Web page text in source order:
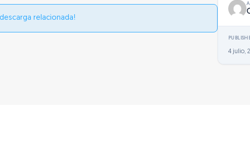
relacionada!
4 julio,